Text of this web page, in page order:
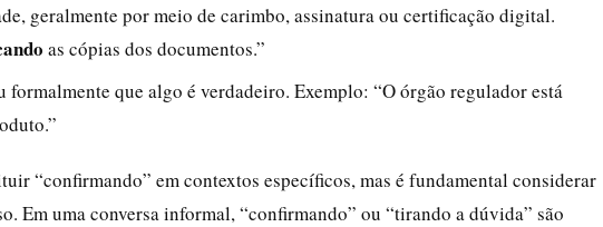
geralmente por meio de carimbo, assinatura ou certificação digital.
as cópias dos documentos.”
formalmente que algo é verdadeiro. Exemplo: “O órgão regulador está
“confirmando” em contextos específicos, mas é fundamental considerar
Em uma conversa informal, “confirmando” ou “tirando a dúvida” são